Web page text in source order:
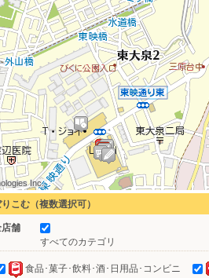
Inc.
Inc.
Inc.
Inc.
Inc.
Inc.
Inc.
Inc.
Inc.
こむ（複数選択可）
舗
すべてのカテゴリ
食品･菓子･飲料･酒･日用品･コンビニ